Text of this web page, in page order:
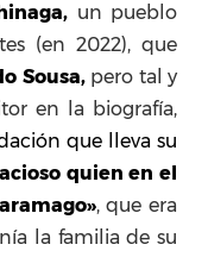
un pueblo
(en 2022), que
Sousa,pero tal y
en la biografía,
que lleva su
quien en el
, que era
la familia de su